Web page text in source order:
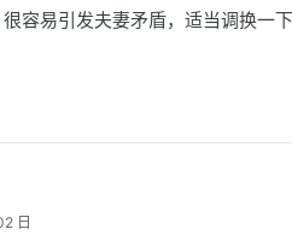
容易引发夫妻矛盾，适当调换一
日